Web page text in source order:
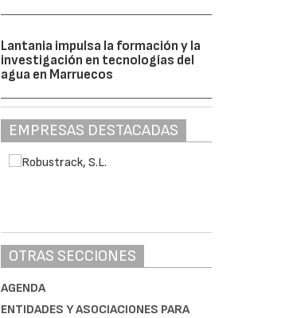
Lantania impulsa la formación y la
investigación en tecnologías del
agua en Marruecos
EMPRESAS DESTACADAS
OTRAS SECCIONES
AGENDA
ENTIDADES Y ASOCIACIONES PARA